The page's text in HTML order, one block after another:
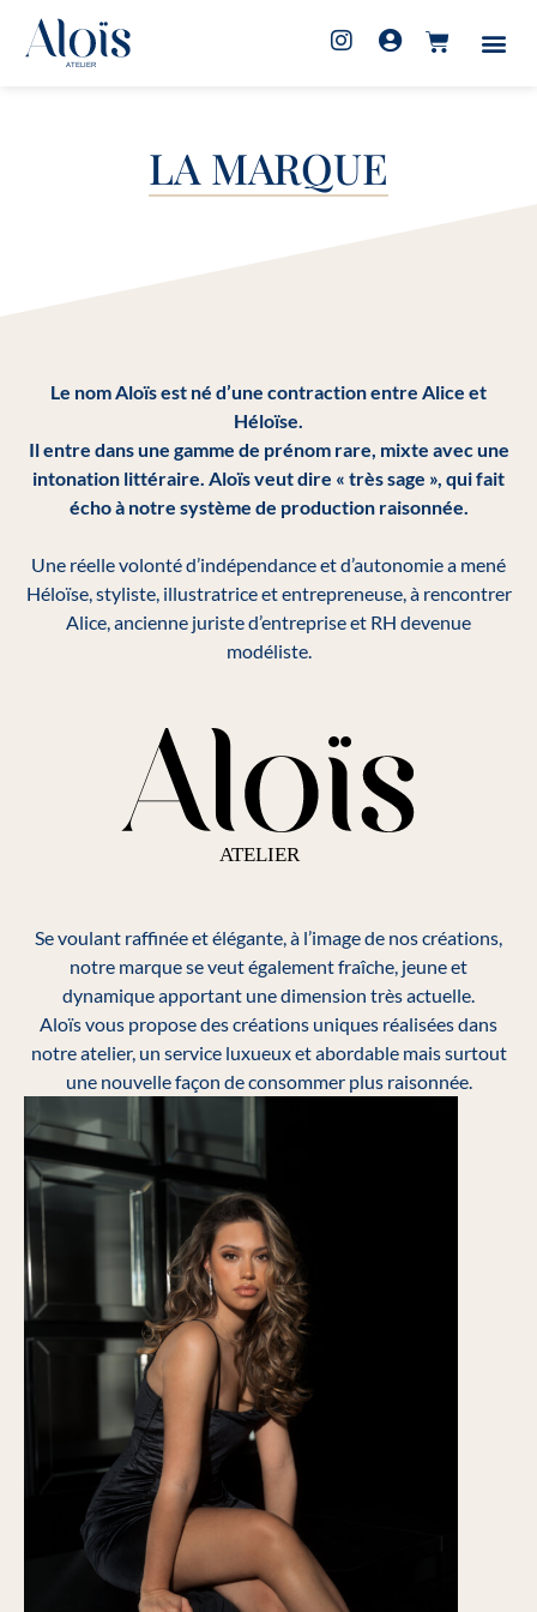
LA MARQUE
Le nom Aloïs est né d’une contraction entre Alice et
Héloïse.
Il entre dans une gamme de prénom rare, mixte avec une
intonation littéraire. Aloïs veut dire « très sage », qui fait
écho à notre système de production raisonnée.
Une réelle volonté d’indépendance et d’autonomie a mené
Héloïse, styliste, illustratrice et entrepreneuse, à rencontrer
Alice, ancienne juriste d’entreprise et RH devenue
modéliste.
Se voulant raffinée et élégante, à l’image de nos créations,
notre marque se veut également fraîche, jeune et
dynamique apportant une dimension très actuelle.
Aloïs vous propose des créations uniques réalisées dans
notre atelier, un service luxueux et abordable mais surtout
une nouvelle façon de consommer plus raisonnée.